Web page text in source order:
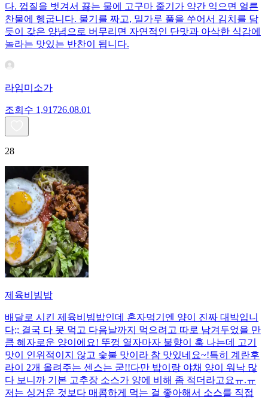
다. 껍질을 벗겨서 끓는 물에 고구마 줄기가 약간 익으면 얼른
찬물에 헹굽니다. 물기를 짜고, 밀가루 풀을 쑤어서 김치를 담
듯이 갖은 양념으로 버무리면 자연적인 단맛과 아삭한 식감에
놀라는 맛있는 반찬이 됩니다.
라임미소가
조회수 1,91726.08.01
28
제육비빔밥
배달로 시킨 제육비빔밥인데 혼자먹기엔 양이 진짜 대박입니
다;; 결국 다 못 먹고 다음날까지 먹으려고 따로 남겨두었을 만
큼 혜자로운 양이에요! 뚜껑 열자마자 불향이 훅 나는데 고기
맛이 인위적이지 않고 숯불 맛이라 참 맛있네요~!특히 계란후
라이 2개 올려주는 센스는 굳!! ​다만 밥이랑 야채 양이 워낙 많
다 보니까 기본 고추장 소스가 양에 비해 좀 적더라고요ㅠ.ㅠ
저는 싱거운 것보다 매콤하게 먹는 걸 좋아해서 소스를 직접